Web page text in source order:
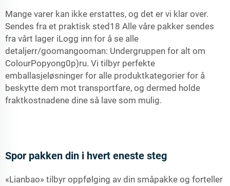
Mange varer kan ikke erstattes, og det er vi klar over.
Sendes fra et praktisk sted18 Alle våre pakker sendes
fra vårt lager iLogg inn for å se alle
detaljerr/goomangooman: Undergruppen for alt om
ColourPopyong0p)ru. Vi tilbyr perfekte
emballasjeløsninger for alle produktkategorier for å
beskytte dem mot transportfare, og dermed holde
fraktkostnadene dine så lave som mulig.
Spor pakken din i hvert eneste steg
«Lianbao» tilbyr oppfølging av din småpakke og forteller